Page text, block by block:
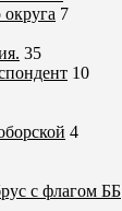
7
35
10
4
с флагом ББ